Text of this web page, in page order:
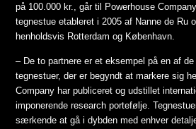
på 100.000 kr., går til Powerhouse
tegnestue etableret i 2005 af Nanne de Ru
henholdsvis Rotterdam og København.
– De to partnere er et eksempel på en af
tegnestuer, der er begyndt at markere sig
Company har publiceret og udstillet
imponerende research portefølje.
særkende at gå i dybden med enhver